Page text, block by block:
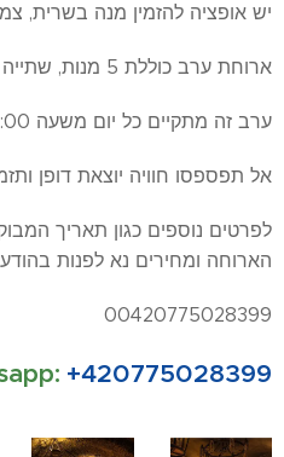
יש אופציה להזמין מנה בשרית,
ארוחת ערב כוללת 5 מנות, שתייה קלה, יין ובירה נהדרת
ערב זה מתקיים כל יום משעה 20:00
אל תפספסו חוויה יוצאת דופן
לפרטים נוספים כגון תאריך
הארוחה ומחירים נא לפנות
00420775028399
+420775028399